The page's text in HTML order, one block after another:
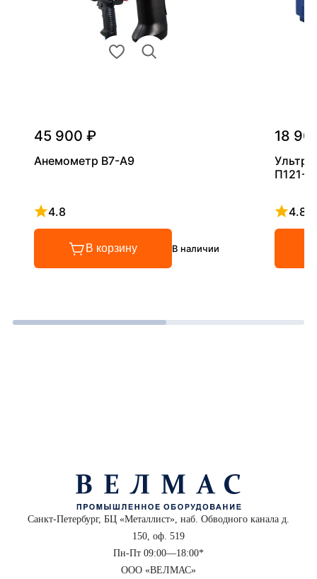
45 900 ₽
Анемометр В7-А9
4.8
Рейтинг 4.8 из 5
В корзину В наличии
18
П121-
4.8
Санкт-Петербург, БЦ «Металлист», наб. Обводного канала д.
150, оф. 519
Пн-Пт 09:00—18:00*
ООО «ВЕЛМАС»